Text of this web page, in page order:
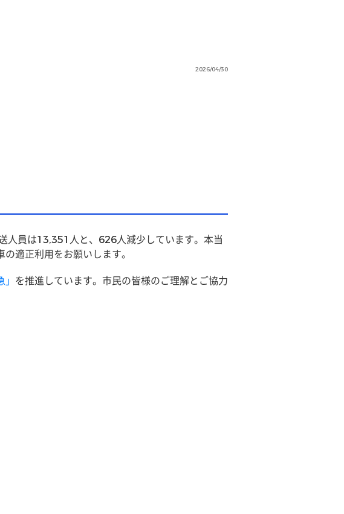
2026/04/30
員は13,351人と、626人減少しています。本当
適正利用をお願いします。
を推進しています。市民の皆様のご理解とご協力